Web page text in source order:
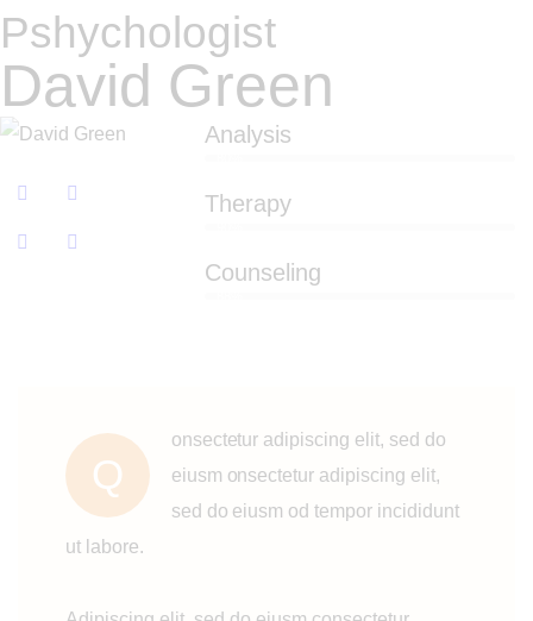
Pshychologist
David Green
Analysis
Therapy
Counseling
Q
onsectetur adipiscing elit, sed do
eiusm onsectetur adipiscing elit,
sed do eiusm od tempor incididunt
ut labore.